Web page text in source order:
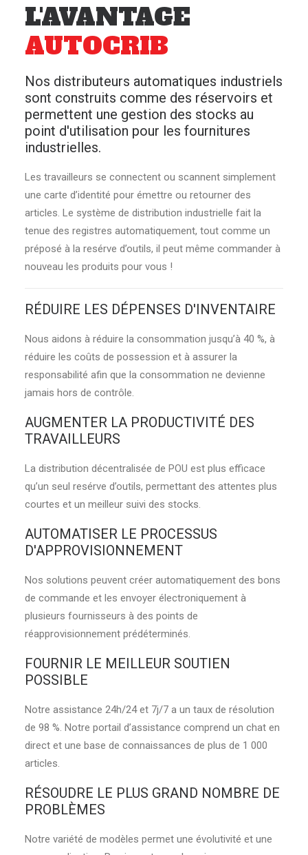
L'AVANTAGE
AUTOCRIB
Nos distributeurs automatiques industriels
sont construits comme des réservoirs et
permettent une gestion des stocks au
point d'utilisation pour les fournitures
industrielles.
Les travailleurs se connectent ou scannent simplement
une carte d’identité pour émettre ou retourner des
articles. Le système de distribution industrielle fait la
tenue des registres automatiquement, tout comme un
préposé à la resérve d’outils, il peut même commander à
nouveau les produits pour vous !
RÉDUIRE LES DÉPENSES D'INVENTAIRE
Nous aidons à réduire la consommation jusqu’à 40 %, à
réduire les coûts de possession et à assurer la
responsabilité afin que la consommation ne devienne
jamais hors de contrôle.
AUGMENTER LA PRODUCTIVITÉ DES
TRAVAILLEURS
La distribution décentralisée de POU est plus efficace
qu’un seul resérve d’outils, permettant des attentes plus
courtes et un meilleur suivi des stocks.
AUTOMATISER LE PROCESSUS
D'APPROVISIONNEMENT
Nos solutions peuvent créer automatiquement des bons
de commande et les envoyer électroniquement à
plusieurs fournisseurs à des points de
réapprovisionnement prédéterminés.
FOURNIR LE MEILLEUR SOUTIEN
POSSIBLE
Notre assistance 24h/24 et 7j/7 a un taux de résolution
de 98 %. Notre portail d’assistance comprend un chat en
direct et une base de connaissances de plus de 1 000
articles.
RÉSOUDRE LE PLUS GRAND NOMBRE DE
PROBLÈMES
Notre variété de modèles permet une évolutivité et une